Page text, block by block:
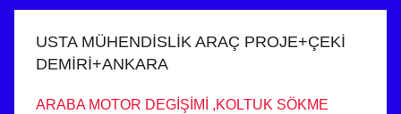
USTA MÜHENDİSLİK ARAÇ PROJE+ÇEKİ
DEMİRİ+ANKARA
ARABA MOTOR DEGİŞİMİ ,KOLTUK SÖKME